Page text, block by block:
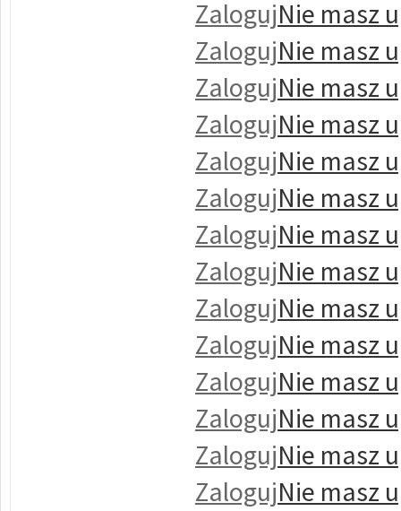
ZalogujNie masz
ZalogujNie masz
ZalogujNie masz
ZalogujNie masz
ZalogujNie masz
ZalogujNie masz
ZalogujNie masz
ZalogujNie masz
ZalogujNie masz
ZalogujNie masz
ZalogujNie masz
ZalogujNie masz
ZalogujNie masz
ZalogujNie masz